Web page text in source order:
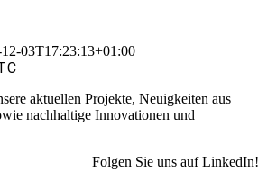
03T17:23:13+01:00
aktuellen Projekte, Neuigkeiten aus
nachhaltige Innovationen und
Folgen Sie uns auf LinkedIn!